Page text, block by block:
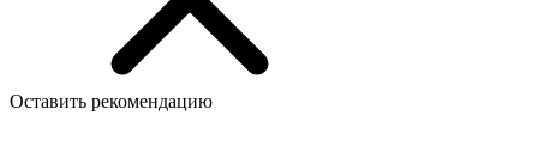
Оставить рекомендацию